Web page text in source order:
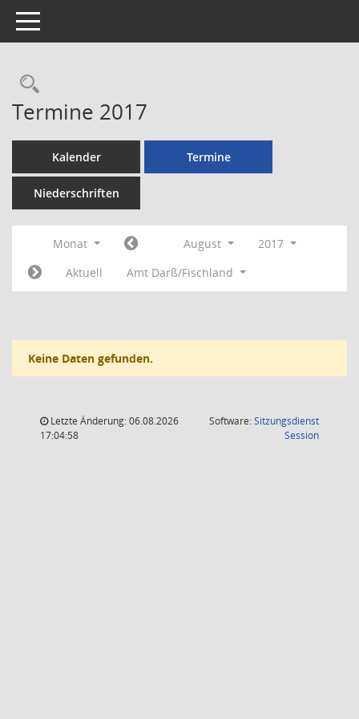
Toggle navigation
Rechercheauswahl
Termine 2017
Kalender Termine
Niederschriften
Monat August
2017
Aktuell
Amt Darß/Fischland
Keine Daten gefunden.
Letzte Änderung: 06.08.2026
17:04:58
Software:Sitzungsdienst
Session(Wird in